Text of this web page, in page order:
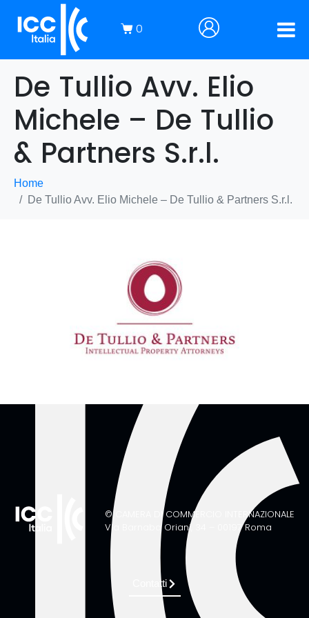
0
De Tullio Avv. Elio
Michele – De Tullio
& Partners S.r.l.
Home
De Tullio Avv. Elio Michele – De Tullio & Partners S.r.l.
© CAMERA DI COMMERCIO INTERNAZIONALE
Via Barnaba Oriani, 34 – 00197 Roma
Contatti